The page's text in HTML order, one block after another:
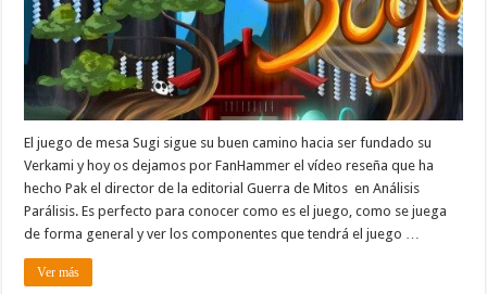
El juego de mesa Sugi sigue su buen camino hacia ser fundado su
Verkami y hoy os dejamos por FanHammer el vídeo reseña que ha
hecho Pak el director de la editorial Guerra de Mitos en Análisis
Parálisis. Es perfecto para conocer como es el juego, como se juega
de forma general y ver los componentes que tendrá el juego …
Ver más